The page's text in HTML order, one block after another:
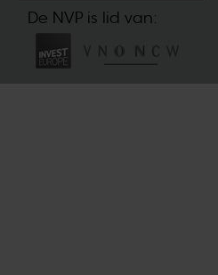
De NVP is lid van: